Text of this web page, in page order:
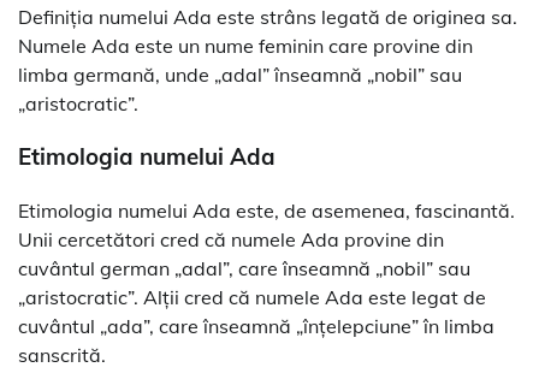
Definiția numelui Ada este strâns legată de originea sa.
Numele Ada este un nume feminin care provine din
limba germană, unde „adal” înseamnă „nobil” sau
„aristocratic”.
Etimologia numelui Ada
Etimologia numelui Ada este, de asemenea, fascinantă.
Unii cercetători cred că numele Ada provine din
cuvântul german „adal”, care înseamnă „nobil” sau
„aristocratic”. Alții cred că numele Ada este legat de
cuvântul „ada”, care înseamnă „înțelepciune” în limba
sanscrită.